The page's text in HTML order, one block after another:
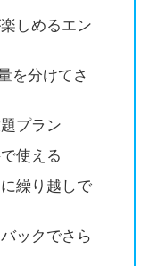
しめるエン
を分けてさ
プラン
使える
繰り越しで
ックでさら